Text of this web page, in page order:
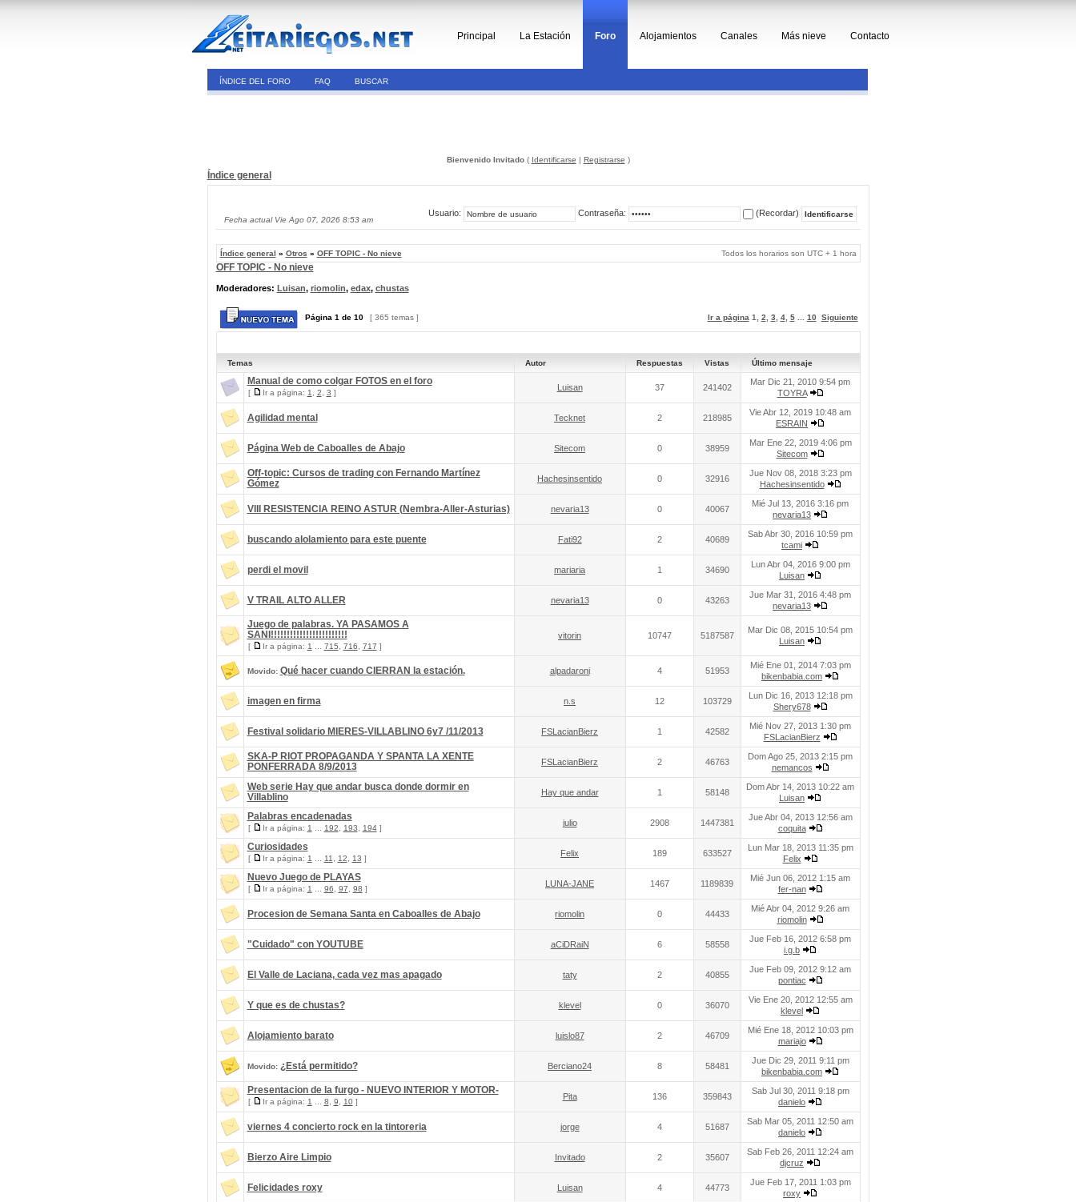
Principal La Estación Foro Alojamientos Canales Más nieve Contacto
ÍNDICE DEL FORO FAQ BUSCAR
Bienvenido Invitado( Identificarse | Registrarse )
Índice general
Fecha actual Vie Ago 07, 2026 8:53 am
Usuario: Contraseña: (Recordar)
Índice general » Otros » OFF TOPIC - No nieve Todos los horarios son UTC + 1 hora
OFF TOPIC - No nieve
Moderadores: Luisan, riomolin, edax, chustas
Página 1 de 10 [ 365 temas ] Ir a página 1 2 3 4, 5... 10 Siguiente
Temas Autor Respuestas Vistas Último mensaje
Manual de como colgar FOTOS en el foro
[ Ir a página: 1 2 3 ]
Luisan 37 241402
Mar Dic 21, 2010 9:54 pm
TOYRA
Agilidad mental Tecknet 2 218985
Vie Abr 12, 2019 10:48 am
ESRAIN
Página Web de Caboalles de Abajo Sitecom 0 38959
Mar Ene 22, 2019 4:06 pm
Sitecom
Off-topic: Cursos de trading con Fernando Martínez
Gómez
Hachesinsentido 0 32916
Jue Nov 08, 2018 3:23 pm
Hachesinsentido
VIII RESISTENCIA REINO ASTUR (Nembra-Aller-Asturias) nevaria13 0 40067
Mié Jul 13, 2016 3:16 pm
nevaria13
buscando alolamiento para este puente Fati92 2 40689
Sab Abr 30, 2016 10:59 pm
tcami
perdi el movil mariaria 1 34690
Lun Abr 04, 2016 9:00 pm
Luisan
V TRAIL ALTO ALLER nevaria13 0 43263
Jue Mar 31, 2016 4:48 pm
nevaria13
Juego de palabras. YA PASAMOS A
SANI!!!!!!!!!!!!!!!!!!!!!!!!
[ Ir a página: 1 715 716 717 ]
vitorin 10747 5187587
Mar Dic 08, 2015 10:54 pm
Luisan
Movido: Qué hacer cuando CIERRAN la estación. alpadaroni 4 51953
Mié Ene 01, 2014 7:03 pm
bikenbabia.com
imagen en firma n.s 12 103729
Lun Dic 16, 2013 12:18 pm
Shery678
Festival solidario MIERES-VILLABLINO 6y7 /11/2013 FSLacianBierz 1 42582
Mié Nov 27, 2013 1:30 pm
FSLacianBierz
SKA-P RIOT PROPAGANDA Y SPANTA LA XENTE
PONFERRADA 8/9/2013
FSLacianBierz 2 46763
Dom Ago 25, 2013 2:15 pm
nemancos
Web serie Hay que andar busca donde dormir en
Villablino
Hay que andar 1 58148
Dom Abr 14, 2013 10:22 am
Luisan
Palabras encadenadas
[ Ir a página: 1 192 193 194]
julio 2908 1447381
Jue Abr 04, 2013 12:56 am
coquita
Curiosidades
[ Ir a página: 1 11 12 13 ]
Felix 189 633527
Lun Mar 18, 2013 11:35 pm
Felix
Nuevo Juego de PLAYAS
[ Ir a página: 1 96 97 98 ]
LUNA-JANE 1467 1189839
Mié Jun 06, 2012 1:15 am
fer-nan
Procesion de Semana Santa en Caboalles de Abajo riomolin 0 44433
Mié Abr 04, 2012 9:26 am
riomolin
"Cuidado" con YOUTUBE aCiDRaiN 6 58558
Jue Feb 16, 2012 6:58 pm
i.g.b
El Valle de Laciana, cada vez mas apagado taty 2 40855
Jue Feb 09, 2012 9:12 am
pontiac
Y que es de chustas? klevel 0 36070
Vie Ene 20, 2012 12:55 am
klevel
Alojamiento barato luislo87 2 46709
Mié Ene 18, 2012 10:03 pm
mariajo
Movido: ¿Está permitido? Berciano24 8 58481
Jue Dic 29, 2011 9:11 pm
bikenbabia.com
Presentacion de la furgo - NUEVO INTERIOR Y MOTOR-
[ Ir a página: 1 8 9 10]
Pita 136 359843
Sab Jul 30, 2011 9:18 pm
danielo
viernes 4 concierto rock en la tintoreria jorge 4 51687
Sab Mar 05, 2011 12:50 am
danielo
Bierzo Aire Limpio Invitado 2 35607
Sab Feb 26, 2011 12:24 am
djcruz
Felicidades roxy Luisan 4 44773
Jue Feb 17, 2011 1:03 pm
roxy